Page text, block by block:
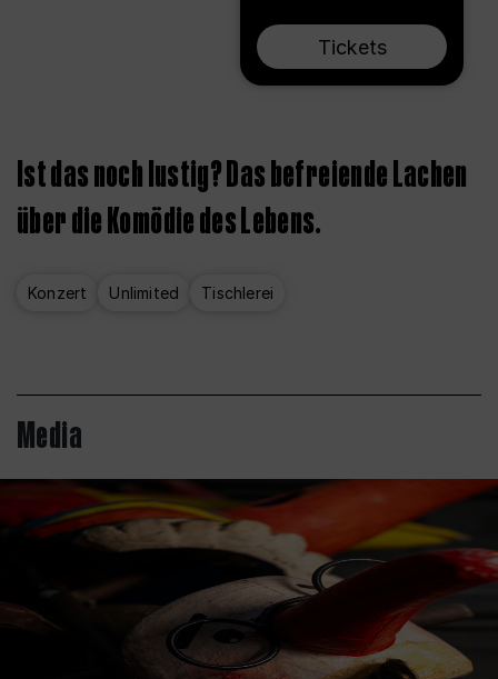
Tickets
Ist das noch lustig? Das befreiende Lachen
über die Komödie des Lebens.
Konzert Unlimited Tischlerei
Media